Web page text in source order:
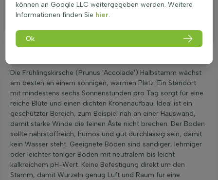
Platzierung
Düngen
Besonderheiten
Die Frühlingskirsche (Prunus 'Accolade') Halbstamm wächst
am besten an einem sonnigen, warmen Platz. Ein Standort
mit mindestens sechs Sonnenstunden pro Tag sorgt für eine
reiche Blüte und einen dichten Kronenaufbau. Ideal ist ein
geschützter Bereich, zum Beispiel nah an einer Hauswand,
damit starke Winde die feinen Äste nicht brechen. Der Boden
sollte nährstoffreich, humos und gut durchlässig sein, damit
kein Wasser steht. Geeignete Böden sind sandiger, lehmiger
oder leichter toniger Boden mit neutralem bis leicht
kalkreichem pH-Wert. Keine Befestigung direkt um den
Stamm, damit Wurzeln genug Luft und Raum für eine
können an Google LLC weitergegeben werden. Weitere
Informationen finden Sie hier.
Ok